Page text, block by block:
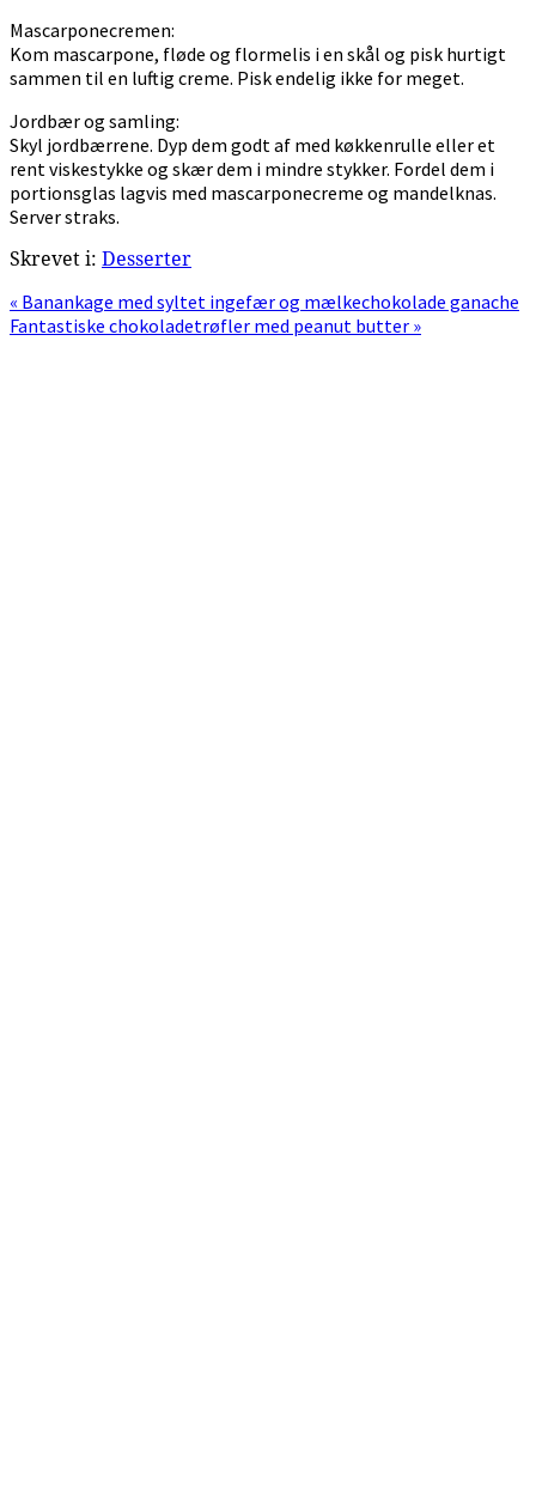
Mascarponecremen:
Kom mascarpone, fløde og flormelis i en skål og pisk hurtigt
sammen til en luftig creme. Pisk endelig ikke for meget.
Jordbær og samling:
Skyl jordbærrene. Dyp dem godt af med køkkenrulle eller et
rent viskestykke og skær dem i mindre stykker. Fordel dem i
portionsglas lagvis med mascarponecreme og mandelknas.
Server straks.
Skrevet i: Desserter
Previous
Post:
« Banankage med syltet ingefær og mælkechokolade ganache
Next
Fantastiske chokoladetrøfler med peanut butter »